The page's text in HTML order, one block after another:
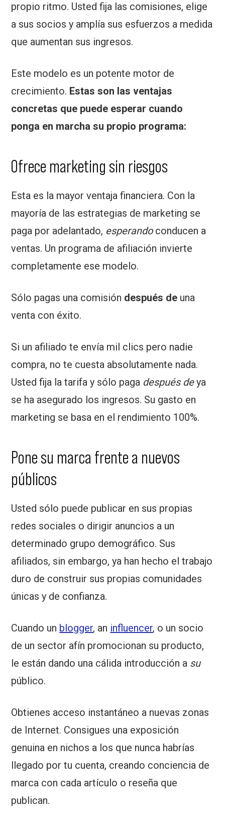
propio ritmo. Usted fija las comisiones, elige
a sus socios y amplía sus esfuerzos a medida
que aumentan sus ingresos.
Este modelo es un potente motor de
crecimiento. Estas son las ventajas
concretas que puede esperar cuando
ponga en marcha su propio programa:
Ofrece marketing sin riesgos
Esta es la mayor ventaja financiera. Con la
mayoría de las estrategias de marketing se
paga por adelantado, esperandoconducen a
ventas. Un programa de afiliación invierte
completamente ese modelo.
Sólo pagas una comisión después de una
venta con éxito.
Si un afiliado te envía mil clics pero nadie
compra, no te cuesta absolutamente nada.
Usted fija la tarifa y sólo paga después deya
se ha asegurado los ingresos. Su gasto en
marketing se basa en el rendimiento 100%.
Pone su marca frente a nuevos
públicos
Usted sólo puede publicar en sus propias
redes sociales o dirigir anuncios a un
determinado grupo demográfico. Sus
afiliados, sin embargo, ya han hecho el trabajo
duro de construir sus propias comunidades
únicas y de confianza.
Cuando un blogger, an influencer, o un socio
de un sector afín promocionan su producto,
le están dando una cálida introducción a su
público.
Obtienes acceso instantáneo a nuevas zonas
de Internet. Consigues una exposición
genuina en nichos a los que nunca habrías
llegado por tu cuenta, creando conciencia de
marca con cada artículo o reseña que
publican.